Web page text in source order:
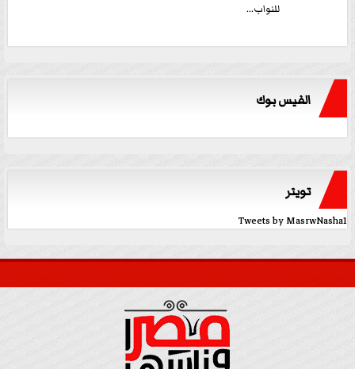
للنواب...
الفيس بوك
تويتر
Tweets by MasrwNasha1